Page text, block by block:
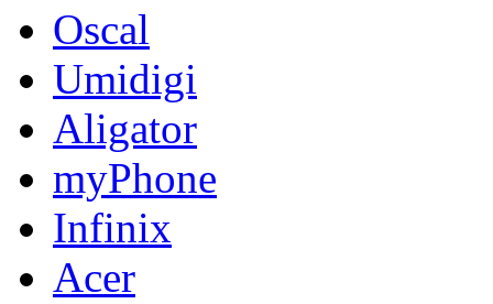
Oscal
Umidigi
Aligator
myPhone
Infinix
Acer